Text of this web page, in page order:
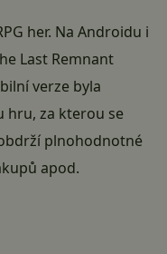
her. Na Androidu i
Last Remnant
verze byla
hru, za kterou se
plnohodnotné
apod.